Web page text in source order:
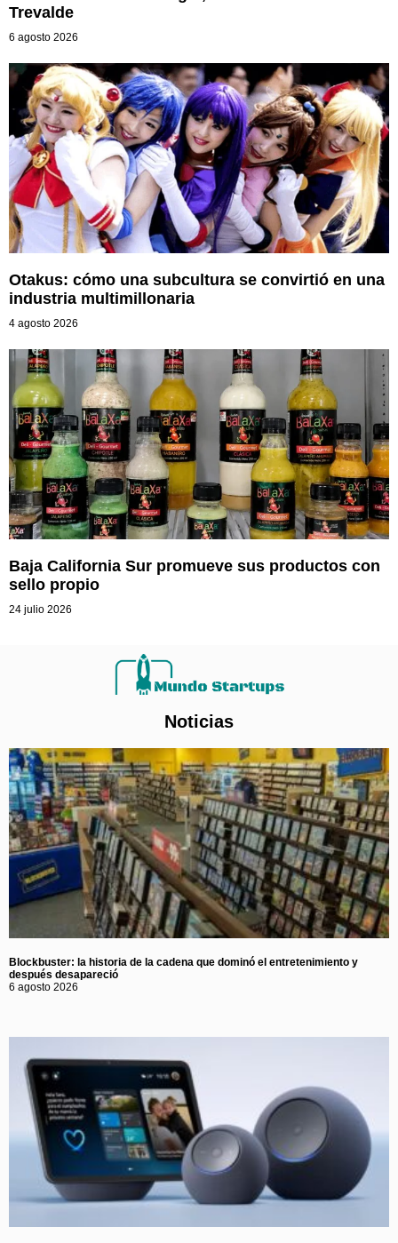
Trevalde
6 agosto 2026
Otakus: cómo una subcultura se convirtió en una
industria multimillonaria
4 agosto 2026
Baja California Sur promueve sus productos con
sello propio
24 julio 2026
Noticias
Blockbuster: la historia de la cadena que dominó el entretenimiento y
después desapareció
6 agosto 2026